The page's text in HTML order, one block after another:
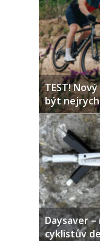
TEST!
být
Daysaver
cyklistův